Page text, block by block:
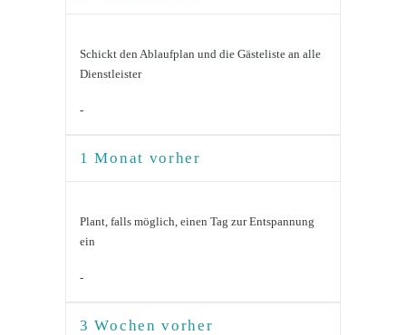
Schickt den Ablaufplan und die Gästeliste an alle
Dienstleister
-
1 Monat vorher
Plant, falls möglich, einen Tag zur Entspannung
ein
-
3 Wochen vorher